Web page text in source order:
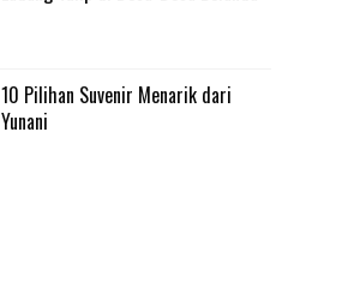
10 Pilihan Suvenir Menarik dari
Yunani